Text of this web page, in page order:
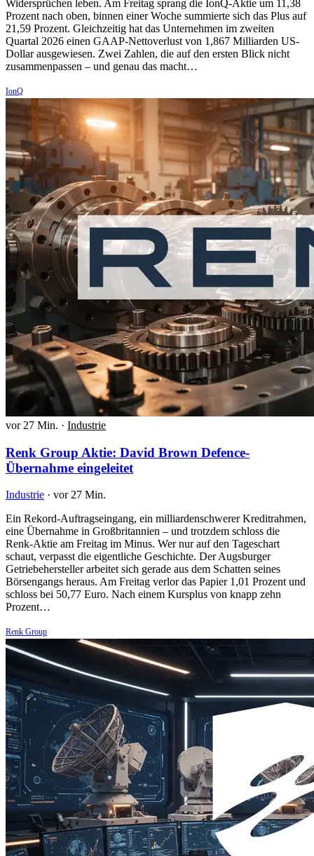
Widersprüchen leben. Am Freitag sprang die IonQ-Aktie um 11,38
Prozent nach oben, binnen einer Woche summierte sich das Plus auf
21,59 Prozent. Gleichzeitig hat das Unternehmen im zweiten
Quartal 2026 einen GAAP-Nettoverlust von 1,867 Milliarden US-
Dollar ausgewiesen. Zwei Zahlen, die auf den ersten Blick nicht
zusammenpassen – und genau das macht…
IonQ
vor 27 Min. · Industrie
Renk Group Aktie: David Brown Defence-
Übernahme eingeleitet
Industrie · vor 27 Min.
Ein Rekord-Auftragseingang, ein milliardenschwerer Kreditrahmen,
eine Übernahme in Großbritannien – und trotzdem schloss die
Renk-Aktie am Freitag im Minus. Wer nur auf den Tageschart
schaut, verpasst die eigentliche Geschichte. Der Augsburger
Getriebehersteller arbeitet sich gerade aus dem Schatten seines
Börsengangs heraus. Am Freitag verlor das Papier 1,01 Prozent und
schloss bei 50,77 Euro. Nach einem Kursplus von knapp zehn
Prozent…
Renk Group